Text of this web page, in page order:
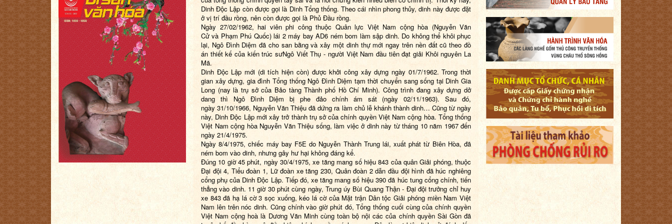
Dinh Độc Lập còn được gọi là Dinh Tổng thống. Theo cái nhìn phong thủy, dinh này được đặt
ở vị trí đầu rồng, nên còn được gọi là Phủ Đầu rồng.
Ngày 27/02/1962, hai viên phi côngthuộc Quân lực Việt Nam cộng hòa (Nguyễn Văn
Cử và Phạm Phú Quốc) lái 2máy bay AD6 némbom làm sập dinh. Do không thể khôi phục
lại, Ngô Đình Diệm đã cho san bằng và xây một dinh thự mới ngay trên nền đất cũ theođồ
án thiết kế của kiến trúc sưNgô Viết Thụ - người Việt Nam đầu tiên đạt giải Khôi nguyên La
Mã.
Dinh Độc Lập mới (di tích hiện còn) được khởi công xây dựng ngày 01/7/1962. Trong thời
gian xây dựng, gia đình Tổng thống Ngô Đình Diệm tạm thời chuyển sang sống tại Dinh Gia
Long (nay là trụ sở của Bảo tàng Thành phố Hồ Chí Minh). Công trình đang xây dựng dở
dang thì Ngô Đình Diệm bị phe đảo chính ám sát (ngày 02/11/1963). Sau đó,
ngày31/10/1966, Nguyễn Văn Thiệu đã dứng ra làm chủ lễ khánh thành dinh… Cũng từ ngày
này, Dinh Độc Lập mới xây trở thành trụ sở của chính quyền Việt Nam cộng hòa. Tổng thống
Việt Nam cộng hòa Nguyễn Văn Thiệu sống, làm việc ở dinh này từ tháng 10năm 1967đến
ngày 21/4/1975.
Ngày 8/4/1975, chiếc máy bay F5E do Nguyễn Thành Trunglái, xuất phát từ Biên Hòa, đã
ném bom vào dinh, nhưng gây hư hại không đáng kể.
Đúng 10 giờ 45 phút, ngày 30/4/1975, xe tăng mang số hiệu 843 của quân Giải phóng, thuộc
Ðại đội 4, Tiểu đoàn 1, Lữ đoàn xe tăng 230, Quân đoàn 2 dẫn đầu đội hình đã húc nghiêng
cổng phụ của Dinh Ðộc Lập. Tiếp đó, xe tăng mang số hiệu 390 đã húc tung cổng chính, tiến
thẳng vào dinh. 11 giờ 30 phút cùng ngày, Trung úy Bùi Quang Thận - Ðại đội trưởng chỉ huy
xe 843 đã hạ lá cờ 3 sọc xuống, kéo lá cờ của Mặt trận Dân tộc Giải phóng miền Nam Việt
Nam lên trên nóc dinh. Cũng chính vào giờ phút đó, Tổng thống cuối cùng của chính quyền
Việt Nam cộng hoà là Dương Văn Minh cùng toàn bộ nội các của chính quyền Sài Gòn đã